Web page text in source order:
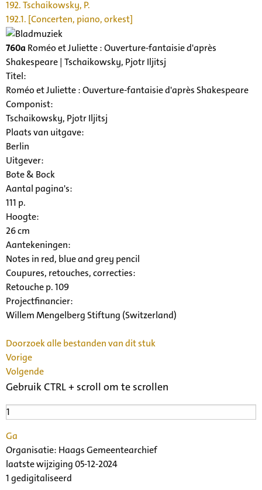
192. Tschaikowsky, P.
192.1. [Concerten, piano, orkest]
760a Roméo et Juliette : Ouverture-fantaisie d'après
Shakespeare | Tschaikowsky, Pjotr Iljitsj
Titel:
Roméo et Juliette : Ouverture-fantaisie d'après Shakespeare
Componist:
Tschaikowsky, Pjotr Iljitsj
Plaats van uitgave:
Berlin
Uitgever:
Bote & Bock
Aantal pagina's:
111 p.
Hoogte:
26 cm
Aantekeningen:
Notes in red, blue and grey pencil
Coupures, retouches, correcties:
Retouche p. 109
Projectfinancier:
Willem Mengelberg Stiftung (Switzerland)
Doorzoek alle bestanden van dit stuk
Vorige
Volgende
Gebruik CTRL + scroll om te scrollen
Ga
Organisatie: Haags Gemeentearchief
laatste wijziging 05-12-2024
1 gedigitaliseerd